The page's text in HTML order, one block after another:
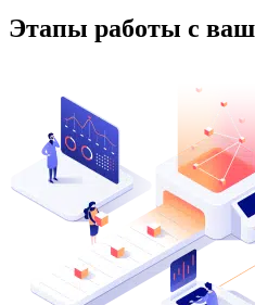
Этапы работы с